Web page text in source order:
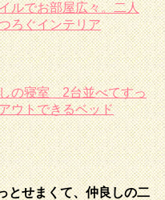
ルでお部屋広々。二人
ろぐインテリア
の寝室 2台並べてすっ
ウトできるベッド
とせまくて、仲良しの二